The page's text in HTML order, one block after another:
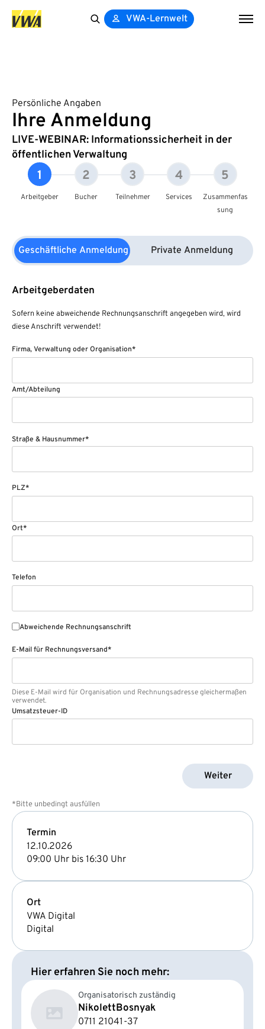
VWA-Lernwelt
Persönliche Angaben
Ihre Anmeldung
LIVE-WEBINAR: Informationssicherheit in der
öffentlichen Verwaltung
1
Arbeitgeber
2
Bucher
3
Teilnehmer
4
Services
5
Zusammenfas
sung
Geschäftliche Anmeldung Private Anmeldung
Arbeitgeberdaten
Sofern keine abweichende Rechnungsanschrift angegeben wird, wird
diese Anschrift verwendet!
Firma, Verwaltung oder Organisation*
Amt/Abteilung
Straße & Hausnummer*
PLZ*
Ort*
Telefon
Abweichende Rechnungsanschrift
E-Mail für Rechnungsversand*
Diese E-Mail wird für Organisation und Rechnungsadresse gleichermaßen
verwendet.
Umsatzsteuer-ID
Weiter
*Bitte unbedingt ausfüllen
Termin
12.10.2026
09:00 Uhr bis 16:30 Uhr
Ort
VWA Digital
Digital
Hier erfahren Sie noch mehr:
Organisatorisch zuständig
NikolettBosnyak
0711 21041-37